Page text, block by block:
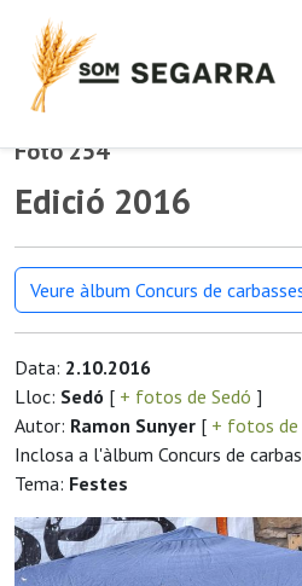
Foto 254
Edició 2016
Veure àlbum Concurs de
Data: 2.10.2016
Lloc: Sedó [ + fotos de Sedó ]
Autor: Ramon Sunyer [ + fotos de
Inclosa a l'àlbum Concurs de
Tema: Festes